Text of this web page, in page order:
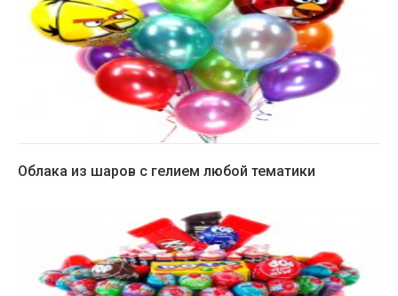
Облака из шаров с гелием любой тематики